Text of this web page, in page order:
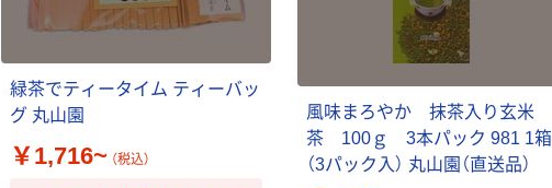
緑茶でティータイム ティーバッ
グ 丸山園
￥1,716~ （税込）
風味まろやか 抹茶入り玄米
茶 100ｇ 3本パック 981 1箱
（3パック入） 丸山園（直送品）